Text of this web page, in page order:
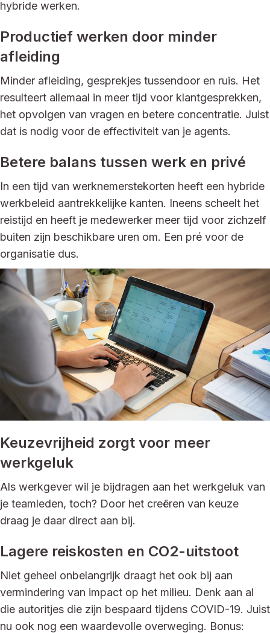
hybride werken.
Productief werken door minder
afleiding
Minder afleiding, gesprekjes tussendoor en ruis. Het
resulteert allemaal in meer tijd voor klantgesprekken,
het opvolgen van vragen en betere concentratie. Juist
dat is nodig voor de effectiviteit van je agents.
Betere balans tussen werk en privé
In een tijd van werknemerstekorten heeft een hybride
werkbeleid aantrekkelijke kanten. Ineens scheelt het
reistijd en heeft je medewerker meer tijd voor zichzelf
buiten zijn beschikbare uren om. Een pré voor de
organisatie dus.
Keuzevrijheid zorgt voor meer
werkgeluk
Als werkgever wil je bijdragen aan het werkgeluk van
je teamleden, toch? Door het creëren van keuze
draag je daar direct aan bij.
Lagere reiskosten en CO2-uitstoot
Niet geheel onbelangrijk draagt het ook bij aan
vermindering van impact op het milieu. Denk aan al
die autoritjes die zijn bespaard tijdens COVID-19. Juist
nu ook nog een waardevolle overweging. Bonus: